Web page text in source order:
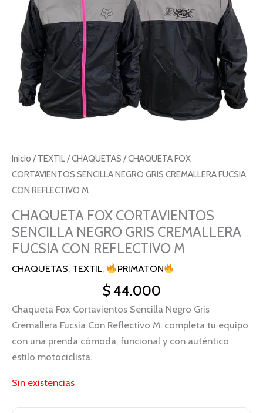
Inicio / TEXTIL/CHAQUETAS / CHAQUETA FOX
CORTAVIENTOS SENCILLA NEGRO GRIS CREMALLERA FUCSIA
CON REFLECTIVO M
CHAQUETA FOX CORTAVIENTOS
SENCILLA NEGRO GRIS CREMALLERA
FUCSIA CON REFLECTIVO M
CHAQUETAS, TEXTIL, PRIMATON
$44.000
Chaqueta Fox Cortavientos Sencilla Negro Gris
Cremallera Fucsia Con Reflectivo M: completa tu equipo
con una prenda cómoda, funcional y con auténtico
estilo motociclista.
Sin existencias